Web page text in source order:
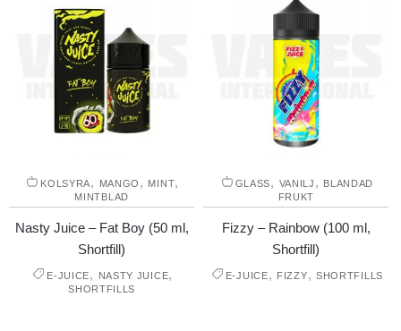
KOLSYRA, MANGO , MINT,
MINTBLAD
Nasty Juice – Fat Boy (50 ml,
Shortfill)
E-JUICE, NASTY JUICE,
SHORTFILLS
GLASS, VANILJ , BLANDAD
FRUKT
Fizzy – Rainbow (100 ml,
Shortfill)
E-JUICE, FIZZY, SHORTFILLS